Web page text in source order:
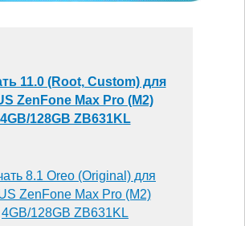
11.0 (Root, Custom) для
ZenFone Max Pro (M2)
4GB/128GB ZB631KL
8.1 Oreo (Original) для
ZenFone Max Pro (M2)
4GB/128GB ZB631KL